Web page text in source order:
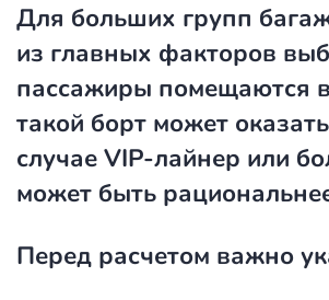
Для больших групп
из главных факторов
пассажиры помещаются
такой борт может
случае VIP-лайнер или
может быть
Перед расчетом важно